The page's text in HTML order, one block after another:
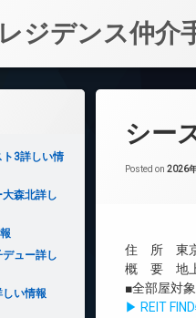
ジデンス仲介
シー
Posted on 2026
住 所 東京
概 要 地上
■全部屋対
▶ REIT
ト3詳しい情
森北詳し
ュー詳し
い情報